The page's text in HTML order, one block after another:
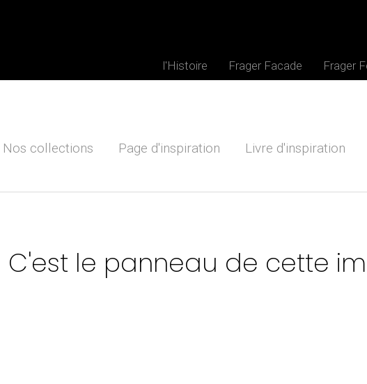
l'Histoire Frager Facade Frager
Nos collections Page d'inspiration Livre d'inspiration
C'est le panneau de cette